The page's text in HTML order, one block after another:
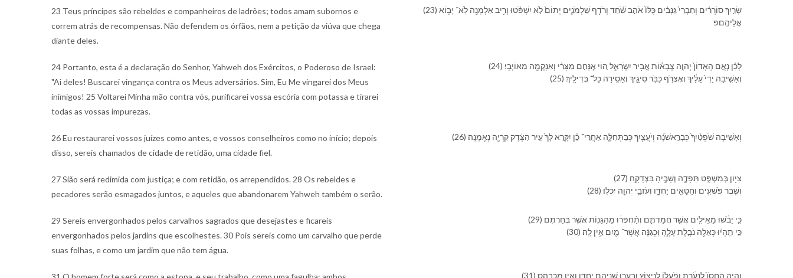
23 Teus príncipes são rebeldes e companheiros de ladrões; todos amam subornos e
correm atrás de recompensas. Não defendem os órfãos, nem a petição da viúva que chega
diante deles.
(23) שָׂרַ֣יִ⁠ךְ סוֹרְרִ֗ים וְ⁠חַבְרֵי֙ גַּנָּבִ֔ים כֻּלּ⁠וֹ֙ אֹהֵ֣ב שֹׁ֔חַד וְ⁠רֹדֵ֖ף שַׁלְמֹנִ֑ים יָתוֹם֙ לֹ֣א יִשְׁפֹּ֔טוּ וְ⁠רִ֥יב אַלְמָנָ֖ה לֹֽא־ יָב֥וֹא
אֲלֵי⁠הֶֽם׃פ
24 Portanto, esta é a declaração do Senhor, Yahweh dos Exércitos, o Poderoso de Israel:
"Ai deles! Buscarei vingança contra os Meus adversários. Sim, Eu Me vingarei dos Meus
inimigos! 25 Voltarei Minha mão contra vós, purificarei vossa escória com potassa e tirarei
todas as vossas impurezas.
(24) לָ⁠כֵ֗ן נְאֻ֤ם הָֽ⁠אָדוֹן֙ יְהוָ֣ה צְבָא֔וֹת אֲבִ֖יר יִשְׂרָאֵ֑ל ה֚וֹי אֶנָּחֵ֣ם מִ⁠צָּרַ֔⁠י וְ⁠אִנָּקְמָ֖ה מֵ⁠אוֹיְבָֽ⁠י׃
(25) וְ⁠אָשִׁ֤יבָה יָדִ⁠י֙ עָלַ֔יִ⁠ךְ וְ⁠אֶצְרֹ֥ף כַּ⁠בֹּ֖ר סִיגָ֑יִ⁠ךְ וְ⁠אָסִ֖ירָה כָּל־ בְּדִילָֽיִ⁠ךְ׃
26 Eu restaurarei vossos juízes como antes, e vossos conselheiros como no início; depois
disso, sereis chamados de cidade de retidão, uma cidade fiel.
(26) וְ⁠אָשִׁ֤יבָה שֹׁפְטַ֨יִ⁠ךְ֙ כְּ⁠בָ⁠רִ֣אשֹׁנָ֔ה וְ⁠יֹעֲצַ֖יִ⁠ךְ כְּ⁠בַ⁠תְּחִלָּ֑ה אַחֲרֵי־ כֵ֗ן יִקָּ֤רֵא לָ⁠ךְ֙ עִ֣יר הַ⁠צֶּ֔דֶק קִרְיָ֖ה נֶאֱמָנָֽה׃
27 Sião será redimida com justiça; e com retidão, os arrependidos. 28 Os rebeldes e
pecadores serão esmagados juntos, e aqueles que abandonarem Yahweh também o serão.
(27) צִיּ֖וֹן בְּ⁠מִשְׁפָּ֣ט תִּפָּדֶ֑ה וְ⁠שָׁבֶ֖י⁠הָ בִּ⁠צְדָקָֽה׃
(28) וְ⁠שֶׁ֧בֶר פֹּשְׁעִ֛ים וְ⁠חַטָּאִ֖ים יַחְדָּ֑ו וְ⁠עֹזְבֵ֥י יְהוָ֖ה יִכְלֽוּ׃
29 Sereis envergonhados pelos carvalhos sagrados que desejastes e ficareis
envergonhados pelos jardins que escolhestes. 30 Pois sereis como um carvalho que perde
suas folhas, e como um jardim que não tem água.
(29) כִּ֣י יֵבֹ֔שׁוּ מֵ⁠אֵילִ֖ים אֲשֶׁ֣ר חֲמַדְתֶּ֑ם וְ⁠תַ֨חְפְּר֔וּ מֵ⁠הַ⁠גַּנּ֖וֹת אֲשֶׁ֥ר בְּחַרְתֶּֽם׃
(30) כִּ֣י תִֽהְי֔וּ כְּ⁠אֵלָ֖ה נֹבֶ֣לֶת עָלֶ֑⁠הָ וּֽ⁠כְ⁠גַנָּ֔ה אֲשֶׁר־ מַ֖יִם אֵ֥ין לָֽ⁠הּ׃
(31) וְ⁠הָיָ֤ה הֶ⁠חָסֹן֙ לִ⁠נְעֹ֔רֶת וּ⁠פֹעֲל֖⁠וֹ לְ⁠נִיצ֑וֹץ וּ⁠בָעֲר֧וּ שְׁנֵי⁠הֶ֛ם יַחְדָּ֖ו וְ⁠אֵ֥ין מְכַבֶּֽה׃ס